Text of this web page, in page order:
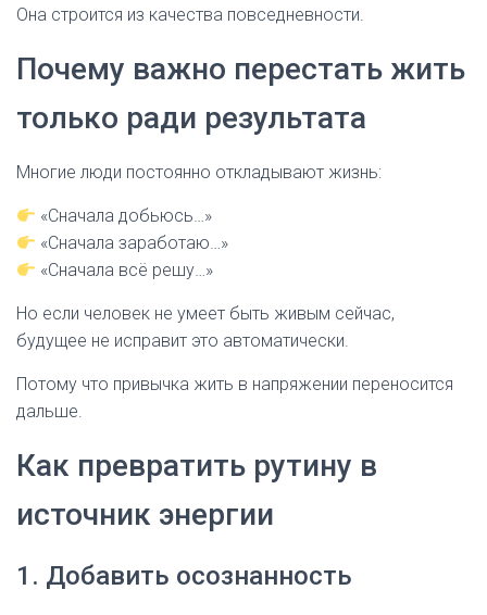
Она строится из качества повседневности.
Почему важно перестать жить
только ради результата
Многие люди постоянно откладывают жизнь:
«Сначала добьюсь…»
«Сначала заработаю…»
«Сначала всё решу…»
Но если человек не умеет быть живым сейчас,
будущее не исправит это автоматически.
Потому что привычка жить в напряжении переносится
дальше.
Как превратить рутину в
источник энергии
1. Добавить осознанность